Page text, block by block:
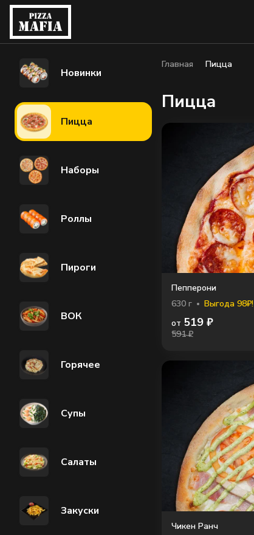
Новинки
Пицца
Наборы
Роллы
Пироги
ВОК
Горячее
Супы
Салаты
Закуски
Главная Пицца
Пицца
Пепперони
630 г
Выгода 98₽!
от 519 ₽
591 ₽
Чикен Ранч